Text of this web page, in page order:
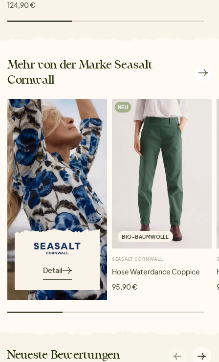
124,90 €
Mehr von der Marke Seasalt
Cornwall
Detail
NEU
BIO-BAUMWOLLE
SEASALT CORNWALL
Hose Waterdance Coppice
95,90 €
Neueste Bewertungen